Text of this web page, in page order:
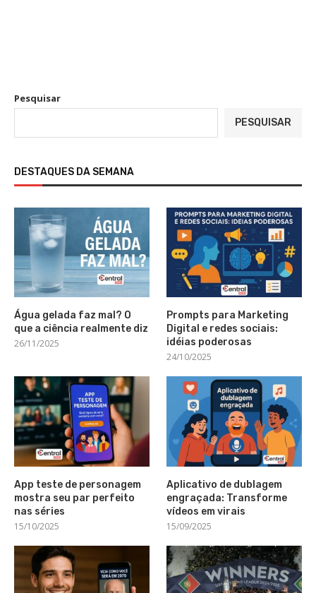
Pesquisar
PESQUISAR
DESTAQUES DA SEMANA
Água gelada faz mal? O
que a ciência realmente diz
26/11/2025
Prompts para Marketing
Digital e redes sociais:
idéias poderosas
24/10/2025
App teste de personagem
mostra seu par perfeito
nas séries
15/10/2025
Aplicativo de dublagem
engraçada: Transforme
vídeos em virais
15/09/2025